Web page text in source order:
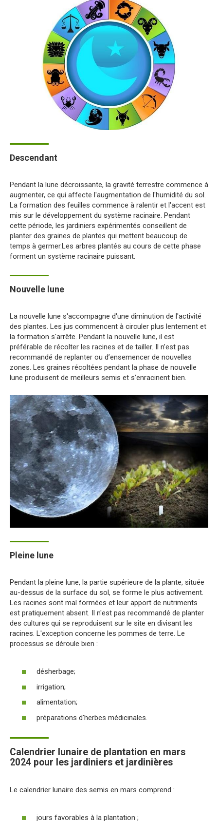
Descendant
Pendant la lune décroissante, la gravité terrestre commence à
augmenter, ce qui affecte l'augmentation de l'humidité du sol.
La formation des feuilles commence à ralentir et l'accent est
mis sur le développement du système racinaire. Pendant
cette période, les jardiniers expérimentés conseillent de
planter des graines de plantes qui mettent beaucoup de
temps à germer.Les arbres plantés au cours de cette phase
forment un système racinaire puissant.
Nouvelle lune
La nouvelle lune s'accompagne d'une diminution de l'activité
des plantes. Les jus commencent à circuler plus lentement et
la formation s'arrête. Pendant la nouvelle lune, il est
préférable de récolter les racines et de tailler. Il n’est pas
recommandé de replanter ou d’ensemencer de nouvelles
zones. Les graines récoltées pendant la phase de nouvelle
lune produisent de meilleurs semis et s’enracinent bien.
Pleine lune
Pendant la pleine lune, la partie supérieure de la plante, située
au-dessus de la surface du sol, se forme le plus activement.
Les racines sont mal formées et leur apport de nutriments
est pratiquement absent. Il n'est pas recommandé de planter
des cultures qui se reproduisent sur le site en divisant les
racines. L'exception concerne les pommes de terre. Le
processus se déroule bien :
désherbage;
irrigation;
alimentation;
préparations d'herbes médicinales.
Calendrier lunaire de plantation en mars
2024 pour les jardiniers et jardinières
Le calendrier lunaire des semis en mars comprend :
jours favorables à la plantation ;